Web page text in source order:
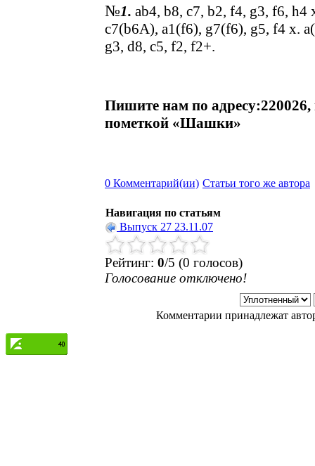
№1. ab4, b8, c7, b2, f4, g3, f6, h4
c7(b6A), a1(f6), g7(f6), g5, f4 x.
g3, d8, c5, f2, f2+.
Пишите нам по
пометкой «Шашки»
0 Комментарий(ии) Статьи того же автора
Навигация по статьям
Выпуск 27 23.11.07
Рейтинг: 0/5 (0 голосов)
Голосование отключено!
Комментарии принадлежат